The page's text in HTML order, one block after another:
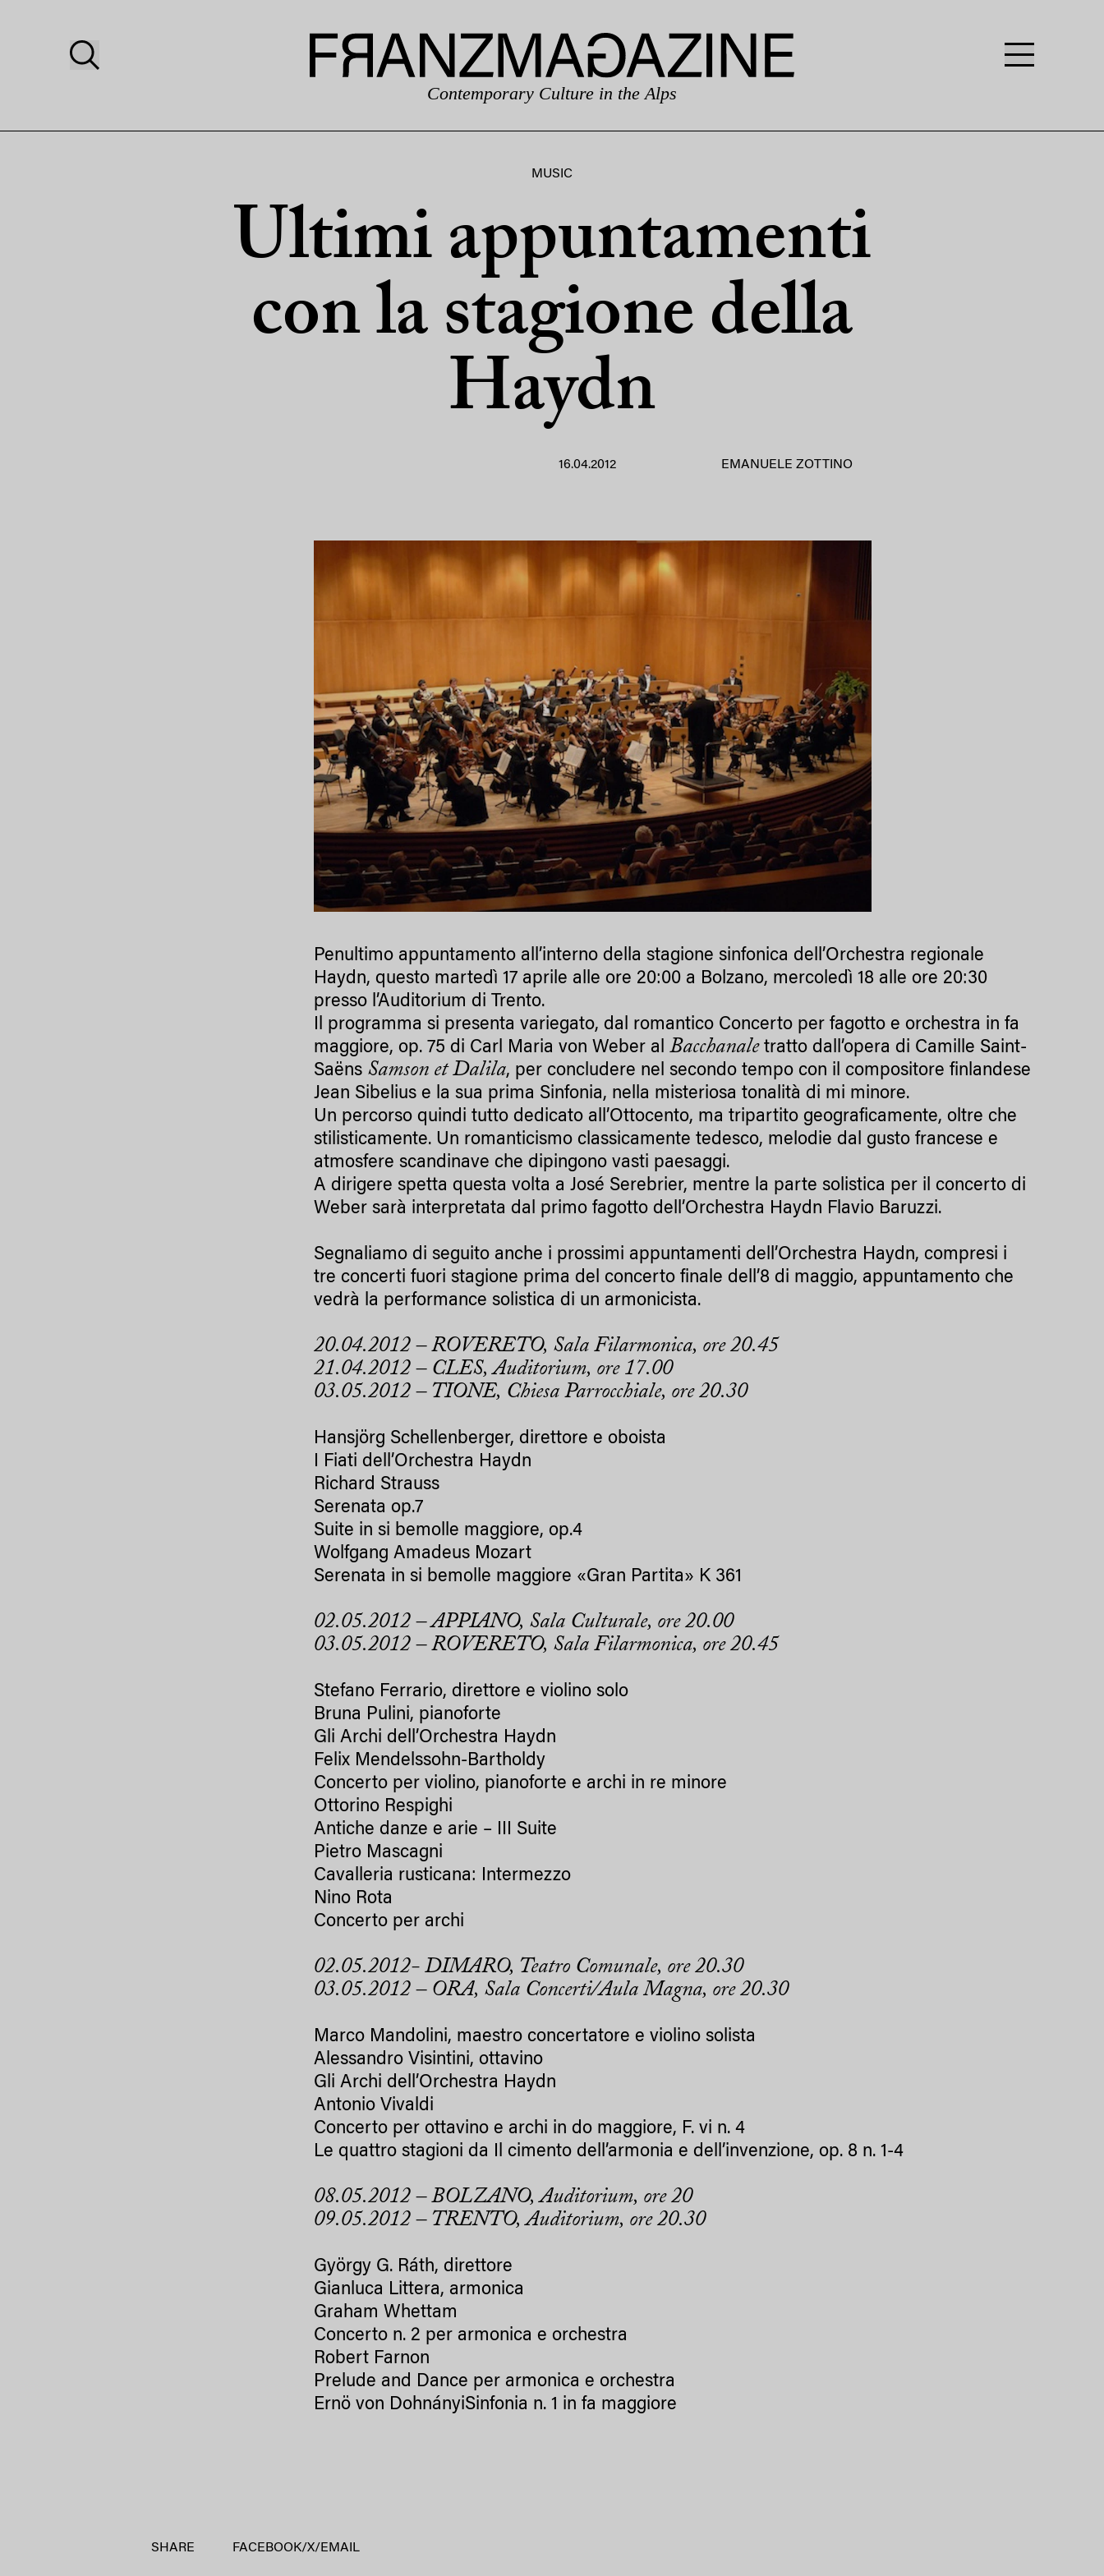
Contemporary Culture in the Alps
MUSIC
Ultimi appuntamenti
con la stagione della
Haydn
16.04.2012 EMANUELE ZOTTINO
Penultimo appuntamento all’interno della stagione sinfonica dell’Orchestra regionale
Haydn, questo martedì 17 aprile alle ore 20:00 a Bolzano, mercoledì 18 alle ore 20:30
presso l’Auditorium di Trento.
Il programma si presenta variegato, dal romantico Concerto per fagotto e orchestra in fa
maggiore, op. 75 di Carl Maria von Weber alBacchanaletratto dall’opera di Camille Saint-
Saëns Samson et Dalila, per concludere nel secondo tempo con il compositore finlandese
Jean Sibelius e la sua prima Sinfonia, nella misteriosa tonalità di mi minore.
Un percorso quindi tutto dedicato all’Ottocento, ma tripartito geograficamente, oltre che
stilisticamente. Un romanticismo classicamente tedesco, melodie dal gusto francese e
atmosfere scandinave che dipingono vasti paesaggi.
A dirigere spetta questa volta a José Serebrier, mentre la parte solistica per il concerto di
Weber sarà interpretata dal primo fagotto dell’Orchestra Haydn Flavio Baruzzi.
Segnaliamo di seguito anche i prossimi appuntamenti dell’Orchestra Haydn, compresi i
tre concerti fuori stagione prima del concerto finale dell’8 di maggio, appuntamento che
vedrà la performance solistica di un armonicista.
20.04.2012 – ROVERETO, Sala Filarmonica, ore 20.45
21.04.2012 – CLES, Auditorium, ore 17.00
03.05.2012 – TIONE, Chiesa Parrocchiale, ore 20.30
Hansjörg Schellenberger, direttore e oboista
I Fiati dell’Orchestra Haydn
Richard Strauss
Serenata op.7
Suite in si bemolle maggiore, op.4
Wolfgang Amadeus Mozart
Serenata in si bemolle maggiore «Gran Partita» K 361
02.05.2012 – APPIANO, Sala Culturale, ore 20.00
03.05.2012 – ROVERETO, Sala Filarmonica, ore 20.45
Stefano Ferrario, direttore e violino solo
Bruna Pulini, pianoforte
Gli Archi dell’Orchestra Haydn
Felix Mendelssohn-Bartholdy
Concerto per violino, pianoforte e archi in re minore
Ottorino Respighi
Antiche danze e arie – III Suite
Pietro Mascagni
Cavalleria rusticana: Intermezzo
Nino Rota
Concerto per archi
02.05.2012- DIMARO, Teatro Comunale, ore 20.30
03.05.2012 – ORA, Sala Concerti/Aula Magna, ore 20.30
Marco Mandolini, maestro concertatore e violino solista
Alessandro Visintini, ottavino
Gli Archi dell’Orchestra Haydn
Antonio Vivaldi
Concerto per ottavino e archi in do maggiore, F. vi n. 4
Le quattro stagioni da Il cimento dell’armonia e dell’invenzione, op. 8 n. 1-4
08.05.2012 – BOLZANO, Auditorium, ore 20
09.05.2012 – TRENTO, Auditorium, ore 20.30
György G. Ráth, direttore
Gianluca Littera, armonica
Graham Whettam
Concerto n. 2 per armonica e orchestra
Robert Farnon
Prelude and Dance per armonica e orchestra
Ernö von DohnányiSinfonia n. 1 in fa maggiore
SHARE FACEBOOK/X/ EMAIL